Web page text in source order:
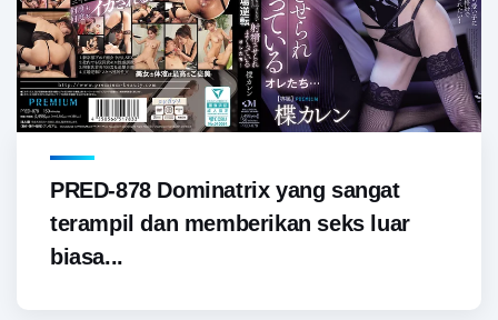
PRED-878 Dominatrix yang sangat
terampil dan memberikan seks luar
biasa...